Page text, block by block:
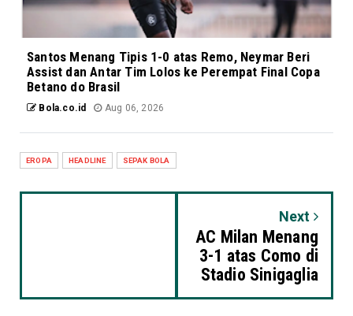
Santos Menang Tipis 1-0 atas Remo, Neymar Beri
Assist dan Antar Tim Lolos ke Perempat Final Copa
Betano do Brasil
Bola.co.id Aug 06, 2026
EROPA HEADLINE SEPAK BOLA
Next
AC Milan Menang
3-1 atas Como di
Stadio Sinigaglia